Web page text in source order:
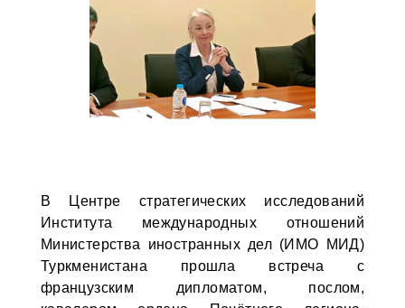
В Центре стратегических исследований
Института международных отношений
Министерства иностранных дел (ИМО МИД)
Туркменистана прошла встреча с
французским дипломатом, послом,